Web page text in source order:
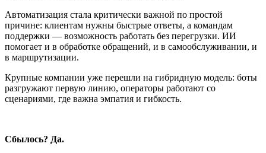
Автоматизация стала критически важной по простой
причине: клиентам нужны быстрые ответы, а командам
поддержки — возможность работать без перегрузки. ИИ
помогает и в обработке обращений, и в самообслуживании, и
в маршрутизации.
Крупные компании уже перешли на гибридную модель: боты
разгружают первую линию, операторы работают со
сценариями, где важна эмпатия и гибкость.
Сбылось? Да.